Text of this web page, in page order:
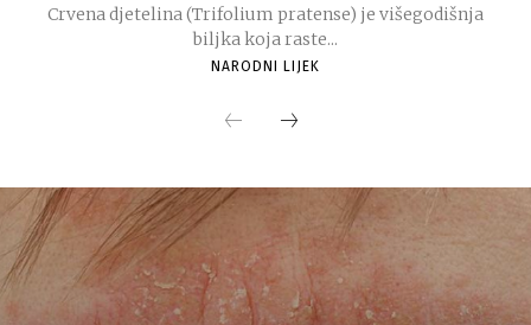
Crvena djetelina (Trifolium pratense) je višegodišnja
biljka koja raste...
NARODNI LIJEK